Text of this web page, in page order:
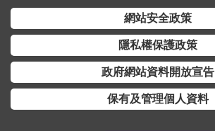
網站安全政策
隱私權保護政策
政府網站資料開放宣告
保有及管理個人資料